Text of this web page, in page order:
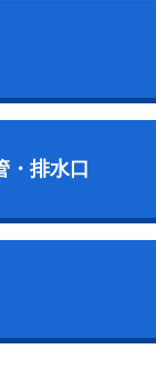
・排水口